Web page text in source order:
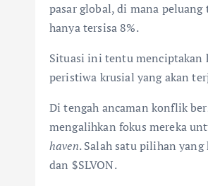
pasar global, di mana
hanya tersisa 8%.
Situasi ini tentu menciptakan
peristiwa krusial yang akan
Di tengah ancaman konflik
mengalihkan fokus mereka
haven. Salah satu pilihan
dan $SLVON.